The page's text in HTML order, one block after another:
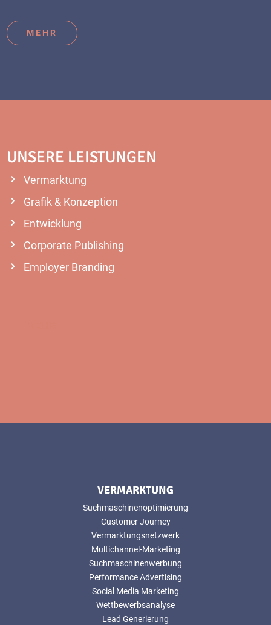
MEHR
UNSERE LEISTUNGEN
Vermarktung
Grafik & Konzeption
Entwicklung
Corporate Publishing
Employer Branding
VERMARKTUNG
Suchmaschinenoptimierung
Customer Journey
Vermarktungsnetzwerk
Multichannel-Marketing
Suchmaschinenwerbung
Performance Advertising
Social Media Marketing
Wettbewerbsanalyse
Lead Generierung